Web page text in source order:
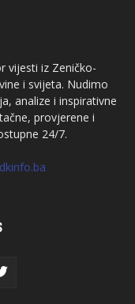
vijesti iz Zeničko-
i svijeta. Nudimo
analize i inspirativne
provjerene i
24/7.